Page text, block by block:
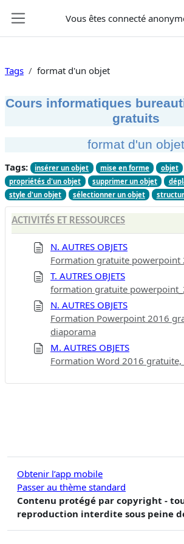
Vous êtes connecté
Tags format d'un objet
Cours informatiques
gratuits
format d'un objet
Tags: insérer un objet mise en forme objet
propriétés d'un objet
supprimer un objet
style d'un objet
sélectionner un objet
ACTIVITÉS ET RESSOURCES
N. AUTRES OBJETS
Formation gratuite powerpoint
T. AUTRES OBJETS
formation gratuite
N. AUTRES OBJETS
Formation Powerpoint 2016
diaporama
M. AUTRES OBJETS
Formation Word 2016
Obtenir l’app mobile
Passer au thème standard
Contenu protégé par copyright -
reproduction interdite sous peine